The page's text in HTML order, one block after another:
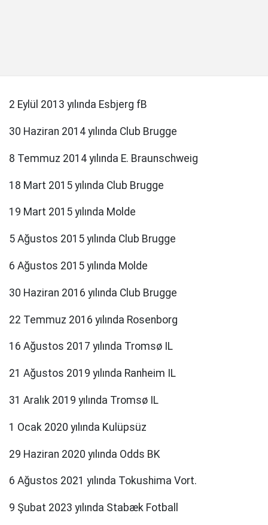
2 Eylül 2013 yılında Esbjerg fB
30 Haziran 2014 yılında Club Brugge
8 Temmuz 2014 yılında E. Braunschweig
18 Mart 2015 yılında Club Brugge
19 Mart 2015 yılında Molde
5 Ağustos 2015 yılında Club Brugge
6 Ağustos 2015 yılında Molde
30 Haziran 2016 yılında Club Brugge
22 Temmuz 2016 yılında Rosenborg
16 Ağustos 2017 yılında Tromsø IL
21 Ağustos 2019 yılında Ranheim IL
31 Aralık 2019 yılında Tromsø IL
1 Ocak 2020 yılında Kulüpsüz
29 Haziran 2020 yılında Odds BK
6 Ağustos 2021 yılında Tokushima Vort.
9 Şubat 2023 yılında Stabæk Fotball